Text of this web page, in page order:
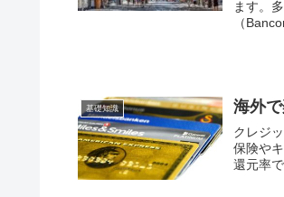
ます。
（
基礎知識 海外
クレジ
保険や
還元率